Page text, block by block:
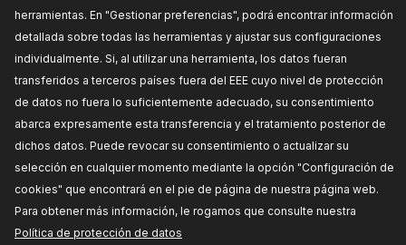
herramientas. En "Gestionar preferencias", podrá encontrar información
detallada sobre todas las herramientas y ajustar sus configuraciones
individualmente. Si, al utilizar una herramienta, los datos fueran
transferidos a terceros países fuera del EEE cuyo nivel de protección
de datos no fuera lo suficientemente adecuado, su consentimiento
abarca expresamente esta transferencia y el tratamiento posterior de
dichos datos. Puede revocar su consentimiento o actualizar su
selección en cualquier momento mediante la opción "Configuración de
cookies" que encontrará en el pie de página de nuestra página web.
Para obtener más información, le rogamos que consulte nuestra
Política de protección de datos
RIDEX,
Números de EAN:
Fuera de stock
PRECIO PARA DISTRIBUIDORES
1217B0021
RIDEX Juego de tornillos de culata
Medida de rosca:M12,Longitud [mm]:115,
cabeza tornillo/tuerca:dentado interior,
1332,Número de referencia del fabricante:
1217B0021,Fabricante:RIDEX,Números de EAN:
4064138238328
Fuera de stock